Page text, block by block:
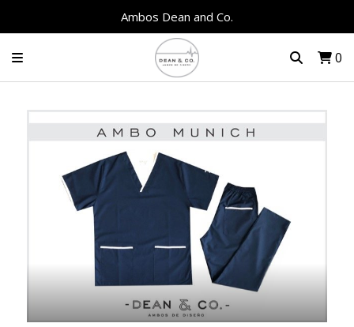
Ambos Dean and Co.
0